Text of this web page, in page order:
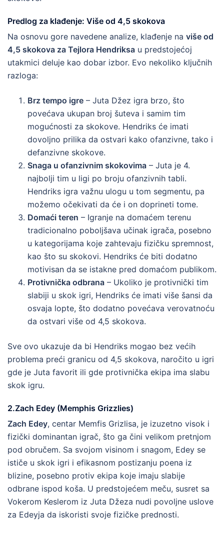
Predlog za klađenje: Više od 4,5 skokova
Na osnovu gore navedene analize, klađenje na više od
4,5 skokova za Tejlora Hendriksa u predstojećoj
utakmici deluje kao dobar izbor. Evo nekoliko ključnih
razloga:
Brz tempo igre – Juta Džez igra brzo, što
povećava ukupan broj šuteva i samim tim
mogućnosti za skokove. Hendriks će imati
dovoljno prilika da ostvari kako ofanzivne, tako i
defanzivne skokove.
Snaga u ofanzivnim skokovima – Juta je 4.
najbolji tim u ligi po broju ofanzivnih tabli.
Hendriks igra važnu ulogu u tom segmentu, pa
možemo očekivati da će i on doprineti tome.
Domaći teren – Igranje na domaćem terenu
tradicionalno poboljšava učinak igrača, posebno
u kategorijama koje zahtevaju fizičku spremnost,
kao što su skokovi. Hendriks će biti dodatno
motivisan da se istakne pred domaćom publikom.
Protivnička odbrana – Ukoliko je protivnički tim
slabiji u skok igri, Hendriks će imati više šansi da
osvaja lopte, što dodatno povećava verovatnoću
da ostvari više od 4,5 skokova.
Sve ovo ukazuje da bi Hendriks mogao bez većih
problema preći granicu od 4,5 skokova, naročito u igri
gde je Juta favorit ili gde protivnička ekipa ima slabu
skok igru.
2.Zach Edey (Memphis Grizzlies)
Zach Edey, centar Memfis Grizlisa, je izuzetno visok i
fizički dominantan igrač, što ga čini velikom pretnjom
pod obručem. Sa svojom visinom i snagom, Edey se
ističe u skok igri i efikasnom postizanju poena iz
blizine, posebno protiv ekipa koje imaju slabije
odbrane ispod koša. U predstojećem meču, susret sa
Vokerom Keslerom iz Juta Džeza nudi povoljne uslove
za Edeyja da iskoristi svoje fizičke prednosti.